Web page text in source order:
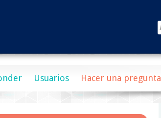
Usuarios Hacer una pregunta